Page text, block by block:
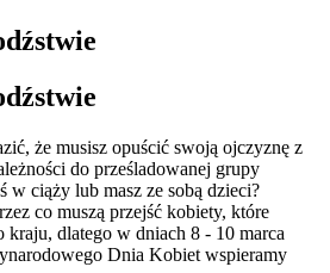
że musisz opuścić swoją ojczyznę z
do prześladowanej grupy
w ciąży lub masz ze sobą dzieci?
co muszą przejść kobiety, które
kraju, dlatego w dniach 8 - 10 marca
Dnia Kobiet wspieramy